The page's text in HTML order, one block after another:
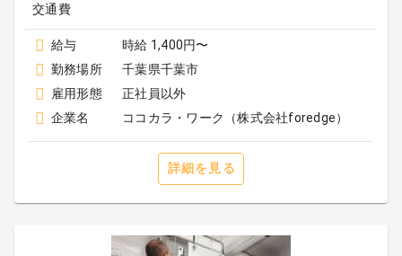
交通費
給与
時給 1,400円〜
勤務場所
千葉県千葉市
雇用形態
正社員以外
企業名
ココカラ・ワーク（株式会社foredge）
詳細を見る